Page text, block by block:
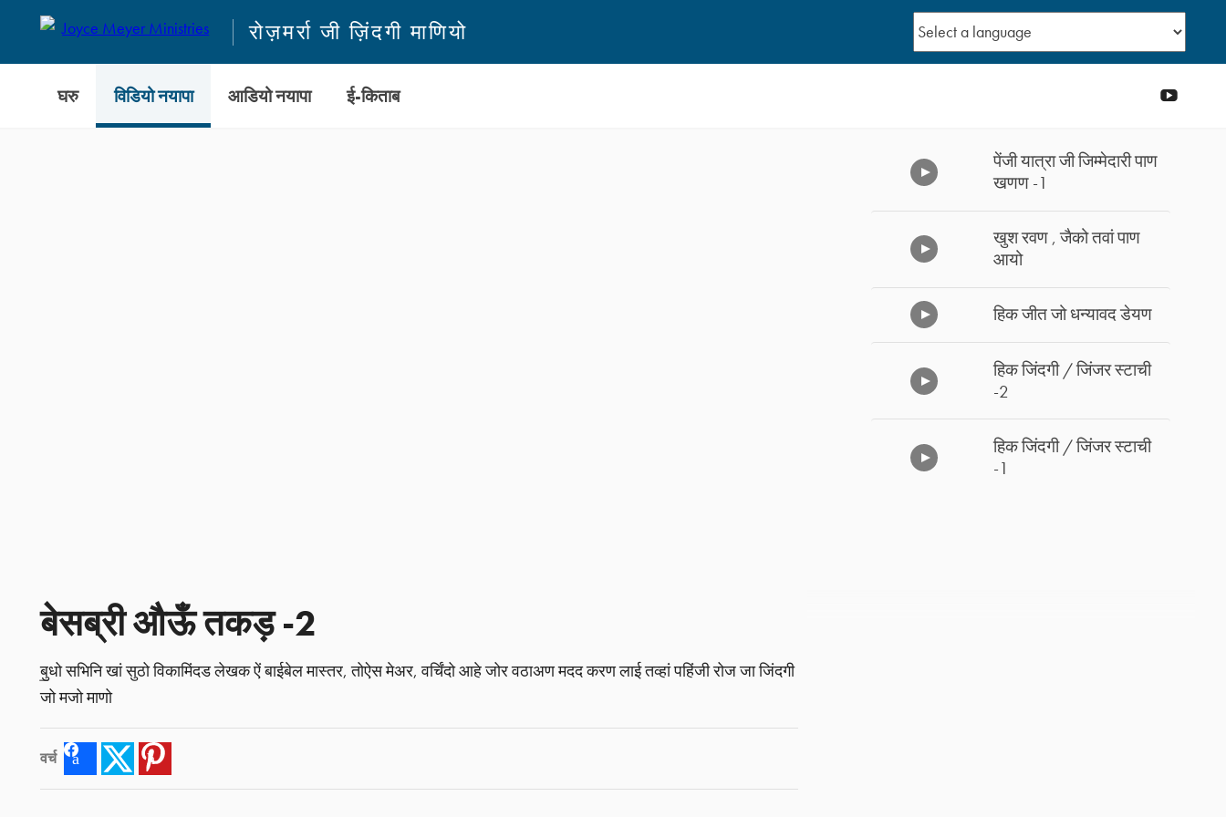
रोज़मर्रा जी ज़िंदगी माणियो
घरु विडियो नयापा आडियो नयापा ई-किताब
बेसब्री औऊँ तकड़ -2
बु॒धो सभिनि खां सुठो विकामिंदड लेखक ऐं बाईबेल मास्तर, तोऐस मेअर, वर्चिंदो आहे जोर वठाअण मदद करण लाई तव्हां पहिंजी रोज जा जिंदगी
जो मजो माणो
वर्च FacebookTwitter
पेंजी यात्रा जी जिम्मेदारी पाण
खणण -1
खुश रवण , जैको तवां पाण
आयो
हिक जीत जो धन्यावद डेयण
हिक जिंदगी / जिंजर स्टाची
-2
हिक जिंदगी / जिंजर स्टाची
-1